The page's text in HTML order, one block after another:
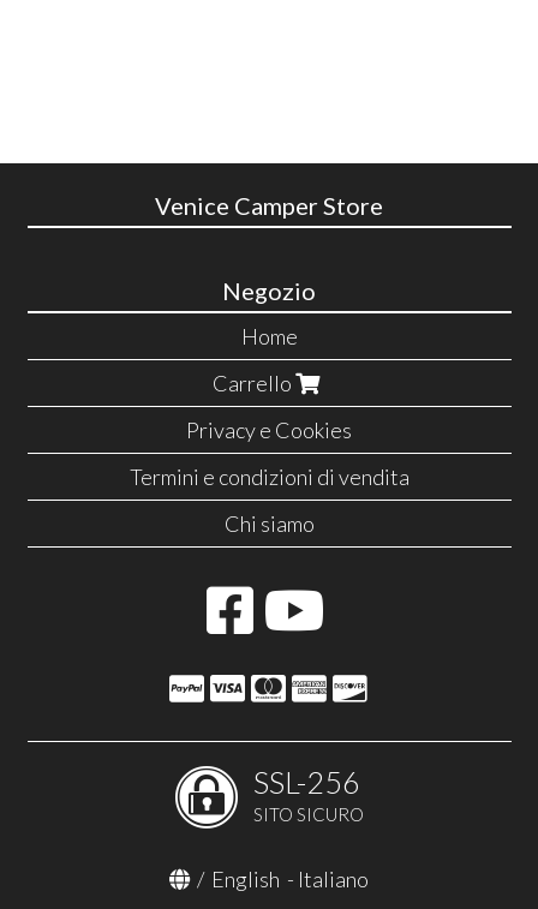
Venice Camper Store
Negozio
Home
Carrello
Privacy e Cookies
Termini e condizioni di vendita
Chi siamo
SSL-256
SITO SICURO
/ English - Italiano